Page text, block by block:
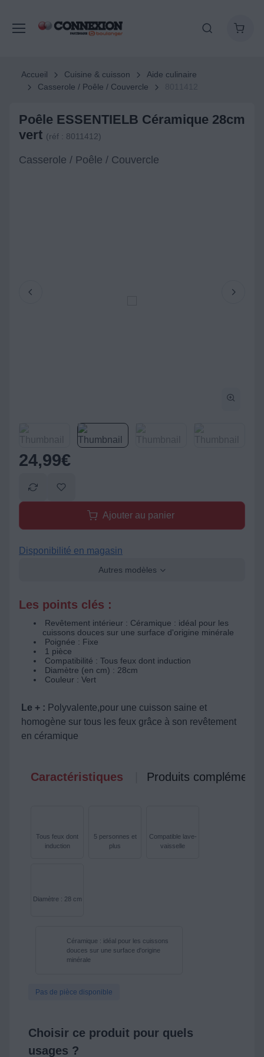
Accueil Cuisine & cuisson
Aide culinaire
Casserole / Poêle / Couvercle
Poêle ESSENTIELB Céramique 28cm
vert (réf : 8011412)
Casserole / Poêle / Couvercle
24,99€
Ajouter au panier
Disponibilité en magasin
Autres modèles
Les points clés :
Revêtement intérieur : Céramique : idéal pour les
cuissons douces sur une surface d'origine minérale
Poignée : Fixe
1 pièce
Compatibilité : Tous feux dont induction
Diamètre (en cm) : 28cm
Couleur : Vert
Le + : Polyvalente,pour une cuisson saine et
homogène sur tous les feux grâce à son revêtement
en céramique
Caractéristiques Produits
Tous feux dont
induction
5 personnes et
plus
Compatible lave-
vaisselle
Diamètre : 28 cm
Céramique : idéal pour les cuissons
douces sur une surface d'origine
minérale
Pas de pièce disponible
Choisir ce produit pour quels
usages ?